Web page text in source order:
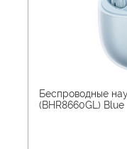
Беспроводные
(BHR8660GL) Blue